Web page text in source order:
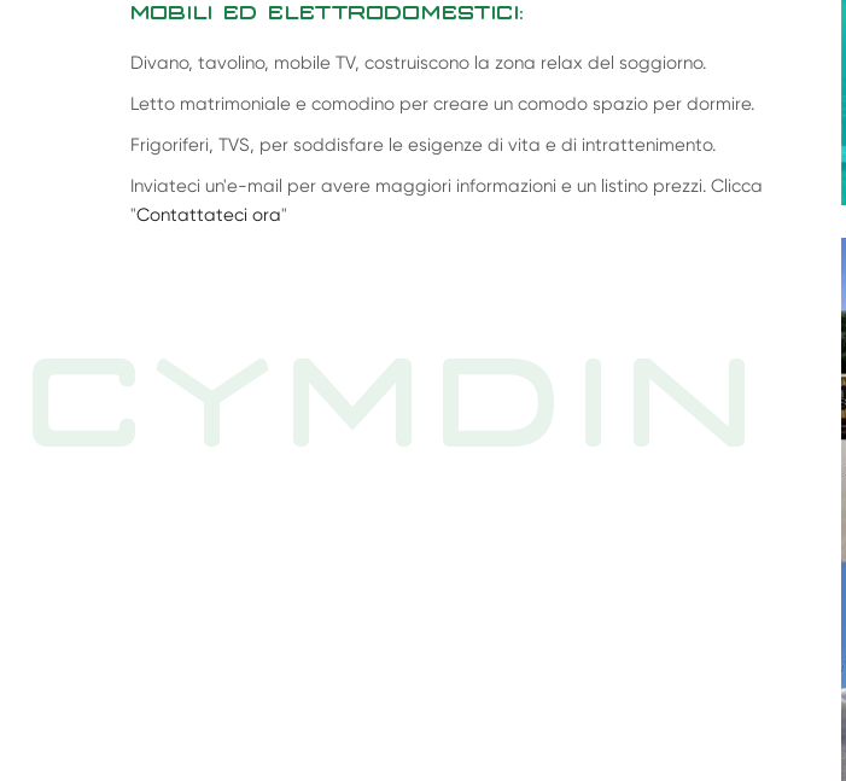
MOBILI ED ELETTRODOMESTICI:
Divano, tavolino, mobile TV, costruiscono la zona relax del soggiorno.
Letto matrimoniale e comodino per creare un comodo spazio per dormire.
Frigoriferi, TVS, per soddisfare le esigenze di vita e di intrattenimento.
Inviateci un'e-mail per avere maggiori informazioni e un listino prezzi. Clicca
"Contattateci ora"